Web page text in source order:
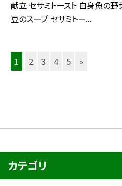
献立 セサミトースト 白身魚の野
豆のスープ セサミトー...
1 2 3 4 5 »
カテゴリ